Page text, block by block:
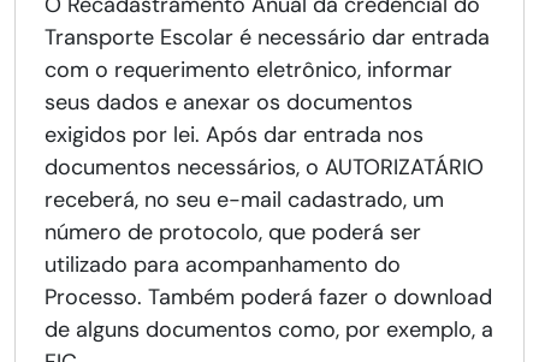
Transporte Escolar é necessário dar entrada
com o requerimento eletrônico, informar
seus dados e anexar os documentos
exigidos por lei. Após dar entrada nos
documentos necessários, o AUTORIZATÁRIO
receberá, no seu e-mail cadastrado, um
número de protocolo, que poderá ser
utilizado para acompanhamento do
Processo. Também poderá fazer o download
de alguns documentos como, por exemplo, a